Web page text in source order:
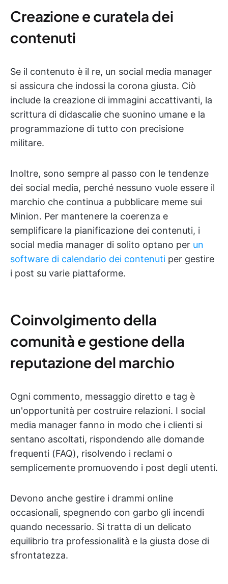
Creazione e curatela dei
contenuti
Se il contenuto è il re, un social media manager
si assicura che indossi la corona giusta. Ciò
include la creazione di immagini accattivanti, la
scrittura di didascalie che suonino umane e la
programmazione di tutto con precisione
militare.
Inoltre, sono sempre al passo con le tendenze
dei social media, perché nessuno vuole essere il
marchio che continua a pubblicare meme sui
Minion. Per mantenere la coerenza e
semplificare la pianificazione dei contenuti, i
social media manager di solito optano per un
software di calendario dei contenuti per gestire
i post su varie piattaforme.
Coinvolgimento della
comunità e gestione della
reputazione del marchio
Ogni commento, messaggio diretto e tag è
un'opportunità per costruire relazioni. I social
media manager fanno in modo che i clienti si
sentano ascoltati, rispondendo alle domande
frequenti (FAQ), risolvendo i reclami o
semplicemente promuovendo i post degli utenti.
Devono anche gestire i drammi online
occasionali, spegnendo con garbo gli incendi
quando necessario. Si tratta di un delicato
equilibrio tra professionalità e la giusta dose di
sfrontatezza.